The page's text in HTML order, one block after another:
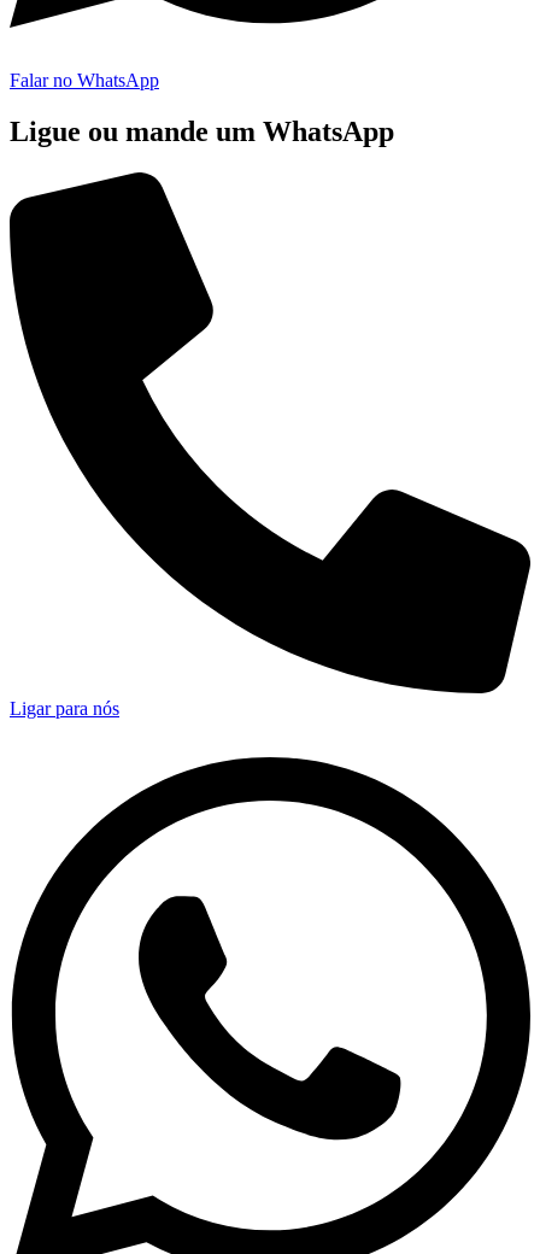
Falar no WhatsApp
Ligue ou mande um WhatsApp
Ligar para nós